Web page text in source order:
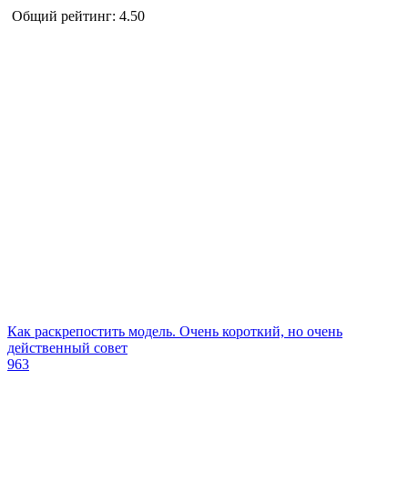
Общий рейтинг: 4.50
Как раскрепостить модель. Очень короткий, но очень
действенный совет
963